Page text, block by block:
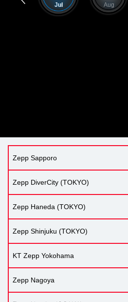
Jul Aug
Zepp Sapporo
Zepp DiverCity (TOKYO)
Zepp Haneda (TOKYO)
Zepp Shinjuku (TOKYO)
KT Zepp Yokohama
Zepp Nagoya